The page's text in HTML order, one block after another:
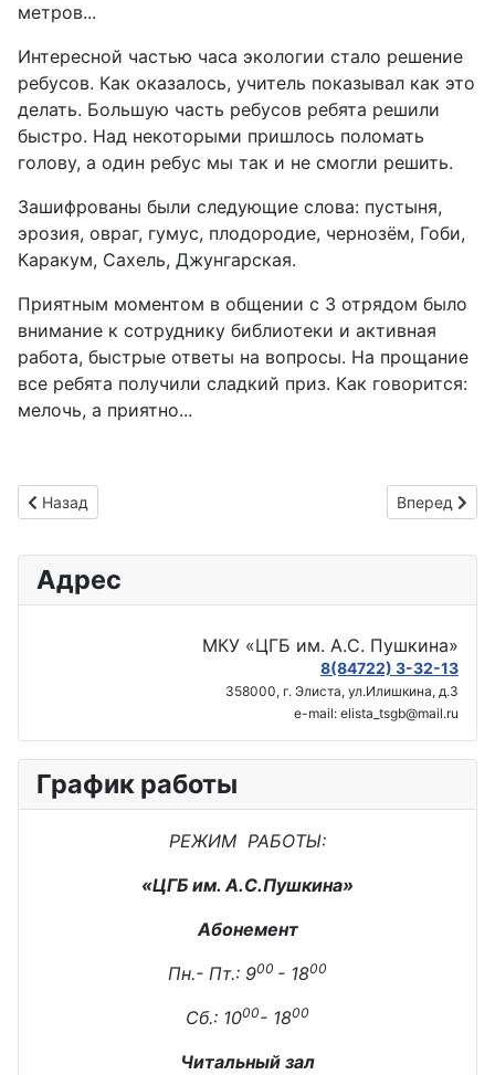
метров...
Интересной частью часа экологии стало решение
ребусов. Как оказалось, учитель показывал как это
делать. Большую часть ребусов ребята решили
быстро. Над некоторыми пришлось поломать
голову, а один ребус мы так и не смогли решить.
Зашифрованы были следующие слова: пустыня,
эрозия, овраг, гумус, плодородие, чернозём, Гоби,
Каракум, Сахель, Джунгарская.
Приятным моментом в общении с 3 отрядом было
внимание к сотруднику библиотеки и активная
работа, быстрые ответы на вопросы. На прощание
все ребята получили сладкий приз. Как говорится:
мелочь, а приятно...
Предыдущий: книжная выставка 📚«Книга. Лето. Сто
Назад Следующий:
Вперед
Адрес
МКУ «ЦГБ им. А.С. Пушкина»
8(84722) 3-32-13
358000, г. Элиста, ул.Илишкина, д.3
e-mail: elista_tsgb@mail.ru
График работы
РЕЖИМ РАБОТЫ:
«ЦГБ им. А.С.Пушкина»
Абонемент
Пн.- Пт.: 900 - 1800
Сб.: 1000- 1800
Читальный зал